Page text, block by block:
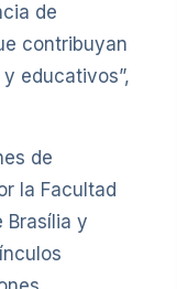
de
contribuyan
educativos”,
de
la Facultad
Brasília y